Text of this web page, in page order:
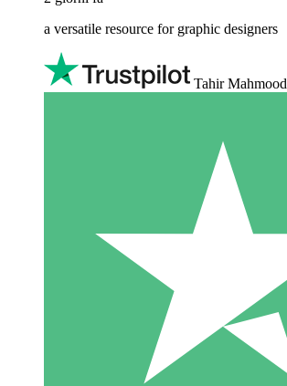
a versatile resource for graphic designers
Tahir Mahmood